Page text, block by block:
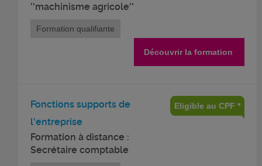
''machinisme agricole''
Formation qualifiante
Découvrir la formation
Fonctions supports de
l'entreprise
Formation à distance :
Secrétaire comptable
Eligible au CPF *